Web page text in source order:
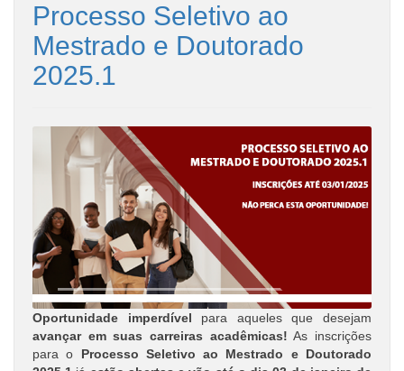
Processo Seletivo ao
Mestrado e Doutorado
2025.1
Oportunidade imperdível para aqueles que desejam
avançar em suas carreiras acadêmicas! As inscrições
para o Processo Seletivo ao Mestrado e Doutorado